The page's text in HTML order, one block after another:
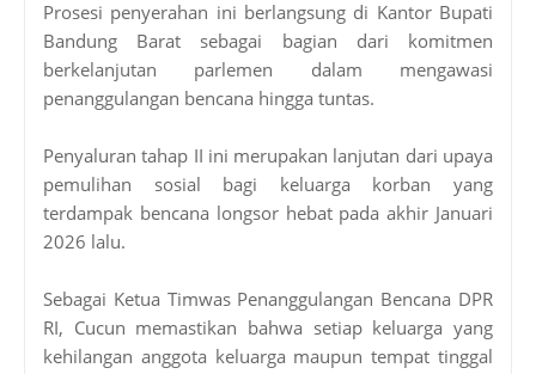
Prosesi penyerahan ini berlangsung di Kantor Bupati
Bandung Barat sebagai bagian dari komitmen
berkelanjutan parlemen dalam mengawasi
penanggulangan bencana hingga tuntas.
Penyaluran tahap II ini merupakan lanjutan dari upaya
pemulihan sosial bagi keluarga korban yang
terdampak bencana longsor hebat pada akhir Januari
2026 lalu.
Sebagai Ketua Timwas Penanggulangan Bencana DPR
RI, Cucun memastikan bahwa setiap keluarga yang
kehilangan anggota keluarga maupun tempat tinggal